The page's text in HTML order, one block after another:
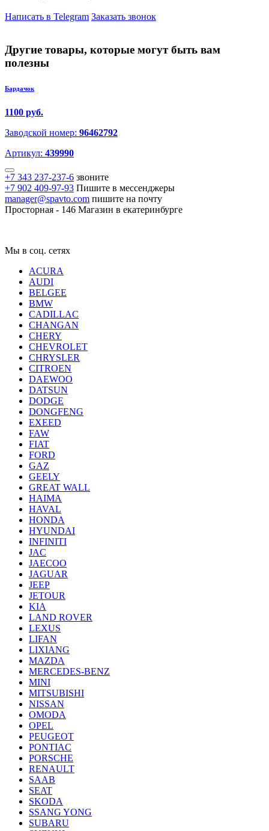
Написать в Telegram Заказать звонок
Другие товары, которые могут быть вам
полезны
Бардачок
1100 руб.
Заводской номер: 96462792
Артикул: 439990
+7 343 237-237-6 звоните
+7 902 409-97-93 Пишите в мессенджеры
manager@spavto.com пишите на почту
Просторная - 146 Магазин в екатеринбурге
Мы в соц. сетях
ACURA
AUDI
BELGEE
BMW
CADILLAC
CHANGAN
CHERY
CHEVROLET
CHRYSLER
CITROEN
DAEWOO
DATSUN
DODGE
DONGFENG
EXEED
FAW
FIAT
FORD
GAZ
GEELY
GREAT WALL
HAIMA
HAVAL
HONDA
HYUNDAI
INFINITI
JAC
JAECOO
JAGUAR
JEEP
JETOUR
KIA
LAND ROVER
LEXUS
LIFAN
LIXIANG
MAZDA
MERCEDES-BENZ
MINI
MITSUBISHI
NISSAN
OMODA
OPEL
PEUGEOT
PONTIAC
PORSCHE
RENAULT
SAAB
SEAT
SKODA
SSANG YONG
SUBARU